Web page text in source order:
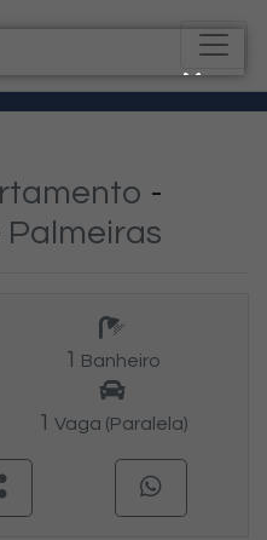
-
Palmeiras
1 Banheiro
1 Vaga (Paralela)